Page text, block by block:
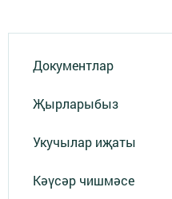
Документлар
Җырларыбыз
Укучылар иҗаты
Кәүсәр чишмәсе